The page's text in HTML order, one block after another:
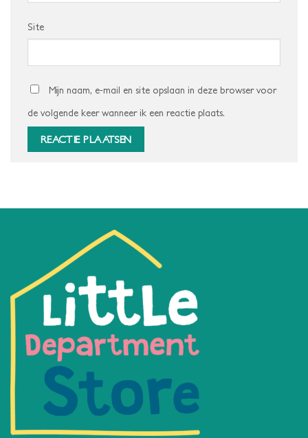
Site
Mijn naam, e-mail en site opslaan in deze browser voor
de volgende keer wanneer ik een reactie plaats.